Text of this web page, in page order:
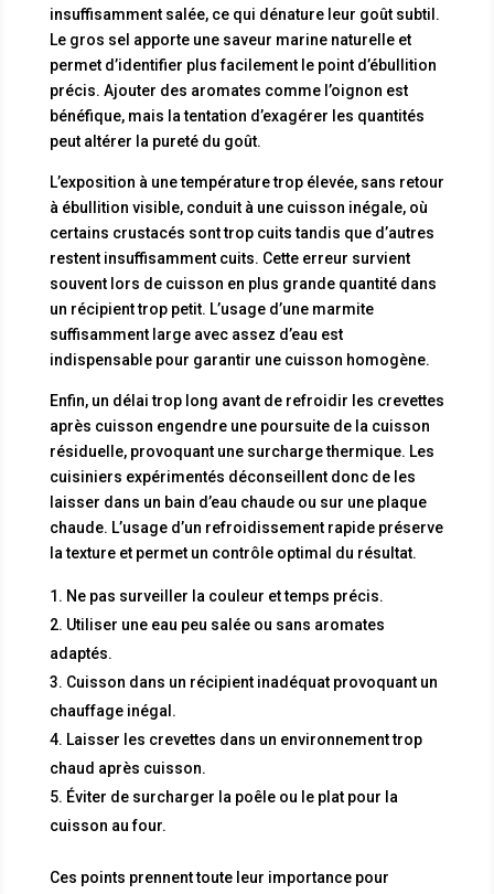
insuffisamment salée, ce qui dénature leur goût subtil.
Le gros sel apporte une saveur marine naturelle et
permet d’identifier plus facilement le point d’ébullition
précis. Ajouter des aromates comme l’oignon est
bénéfique, mais la tentation d’exagérer les quantités
peut altérer la pureté du goût.
L’exposition à une température trop élevée, sans retour
à ébullition visible, conduit à une cuisson inégale, où
certains crustacés sont trop cuits tandis que d’autres
restent insuffisamment cuits. Cette erreur survient
souvent lors de cuisson en plus grande quantité dans
un récipient trop petit. L’usage d’une marmite
suffisamment large avec assez d’eau est
indispensable pour garantir une cuisson homogène.
Enfin, un délai trop long avant de refroidir les crevettes
après cuisson engendre une poursuite de la cuisson
résiduelle, provoquant une surcharge thermique. Les
cuisiniers expérimentés déconseillent donc de les
laisser dans un bain d’eau chaude ou sur une plaque
chaude. L’usage d’un refroidissement rapide préserve
la texture et permet un contrôle optimal du résultat.
Ne pas surveiller la couleur et temps précis.
Utiliser une eau peu salée ou sans aromates
adaptés.
Cuisson dans un récipient inadéquat provoquant un
chauffage inégal.
Laisser les crevettes dans un environnement trop
chaud après cuisson.
Éviter de surcharger la poêle ou le plat pour la
cuisson au four.
Ces points prennent toute leur importance pour